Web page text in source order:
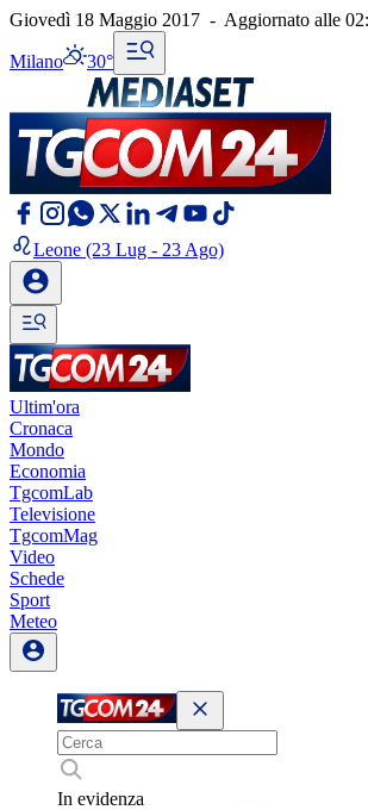
Giovedì 18 Maggio 2017 - Aggiornato alle
Milano 30°
Leone (23 Lug - 23 Ago)
Ultim'ora
Cronaca
Mondo
Economia
TgcomLab
Televisione
TgcomMag
Video
Schede
Sport
Meteo
In evidenza